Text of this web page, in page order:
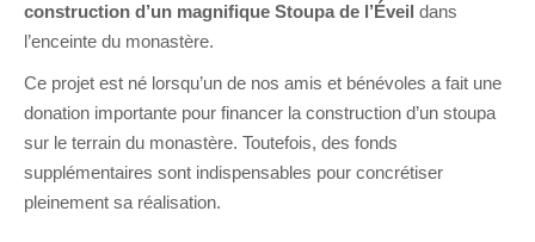
construction d’un magnifique Stoupa de l’Éveil dans
l’enceinte du monastère.
Ce projet est né lorsqu’un de nos amis et bénévoles a fait une
donation importante pour financer la construction d’un stoupa
sur le terrain du monastère. Toutefois, des fonds
supplémentaires sont indispensables pour concrétiser
pleinement sa réalisation.